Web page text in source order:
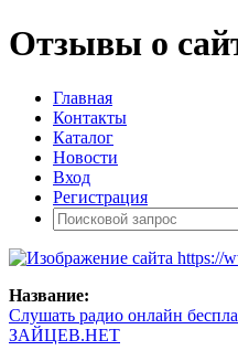
Отзывы о
Главная
Контакты
Каталог
Новости
Вход
Регистрация
Название:
Слушать радио онлайн
ЗАЙЦЕВ.НЕТ